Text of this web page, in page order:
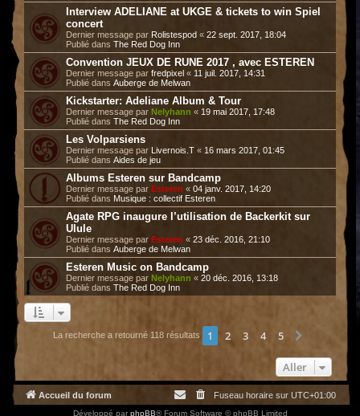
Interview ADELIANE at UKGE & tickets to win Spiel
concert
Dernier message par Rolistespod « 22 sept. 2017, 18:04
Publié dans The Red Dog Inn
Convention JEUX DE RUNE 2017 , avec ESTEREN
Dernier message par fredpixel « 11 juil. 2017, 14:31
Publié dans Auberge de Melwan
Kickstarter: Adeliane Album & Tour
Dernier message par Nelyhann « 19 mai 2017, 17:48
Publié dans The Red Dog Inn
Les Volparsiens
Dernier message par Livernois.T « 16 mars 2017, 01:45
Publié dans Aides de jeu
Albums Esteren sur Bandcamp
Dernier message par Esteren « 04 janv. 2017, 14:20
Publié dans Musique : collectif Esteren
Agate RPG inaugure l’utilisation de Backerkit sur
Ulule
Dernier message par Esteren « 23 déc. 2016, 21:10
Publié dans Auberge de Melwan
Esteren Music on Bandcamp
Dernier message par Nelyhann « 20 déc. 2016, 13:18
Publié dans The Red Dog Inn
La recherche a retourné 118 résultats 1 2 3 4 5
Aller
Accueil du forum Fuseau horaire sur UTC+01:00
Développé par phpBB® Forum Software © phpBB Limited